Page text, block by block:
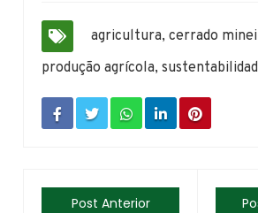
agricultura,cerrado
produção agrícola,
Post Anterior